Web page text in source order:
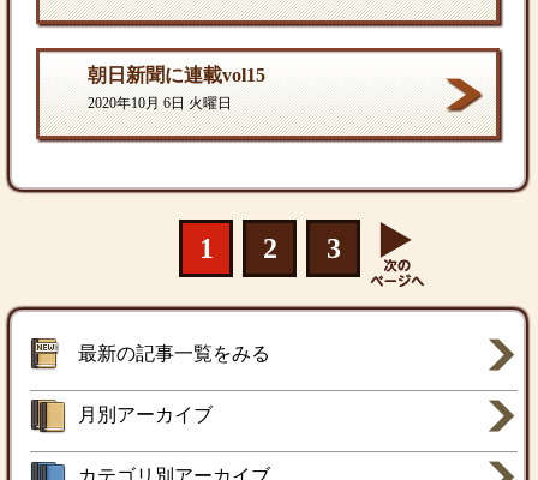
朝日新聞に連載vol15
2020年10月 6日 火曜日
1 2 3
最新の記事一覧をみる
月別アーカイブ
カテゴリ別アーカイブ